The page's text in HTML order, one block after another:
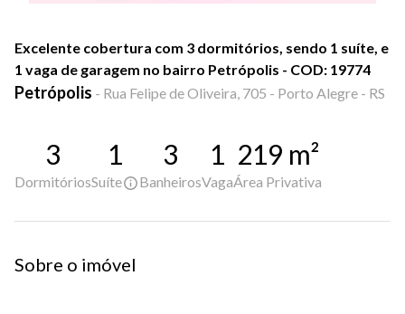
Excelente cobertura com 3 dormitórios, sendo 1 suíte, e
1 vaga de garagem no bairro Petrópolis - COD: 19774
Petrópolis - Rua Felipe de Oliveira, 705 - Porto Alegre - RS
3
Dormitórios
1
Suíte
3
Banheiros
1
Vaga
219 m²
Área Privativa
Sobre o imóvel